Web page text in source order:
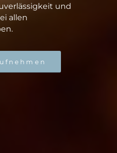
und
allen